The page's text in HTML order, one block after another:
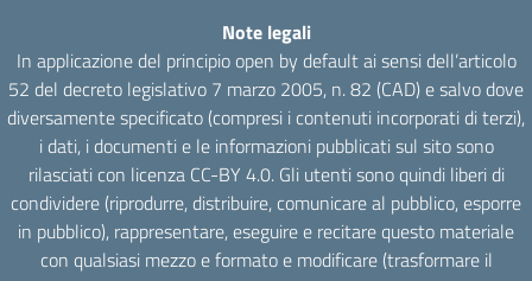
Note legali
In applicazione del principio open by default ai sensi dell’articolo
52 del decreto legislativo 7 marzo 2005, n. 82 (CAD) e salvo dove
diversamente specificato (compresi i contenuti incorporati di terzi),
i dati, i documenti e le informazioni pubblicati sul sito sono
rilasciati con licenza CC-BY 4.0. Gli utenti sono quindi liberi di
condividere (riprodurre, distribuire, comunicare al pubblico, esporre
in pubblico), rappresentare, eseguire e recitare questo materiale
con qualsiasi mezzo e formato e modificare (trasformare il